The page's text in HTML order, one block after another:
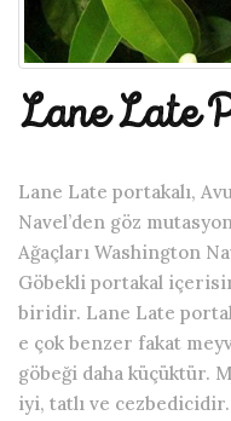
Lane Late
Lane Late portakalı,
Navel’den göz
Ağaçları Washington
Göbekli portakal
biridir. Lane Late
e çok benzer fakat
göbeği daha küçüktür.
iyi, tatlı ve